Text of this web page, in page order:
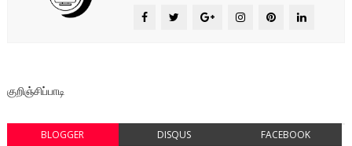
குறிஞ்சிப்பாடி
BLOGGER DISQUS FACEBOOK